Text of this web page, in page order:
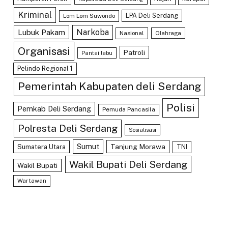
Kriminal Lom Lom Suwondo LPA Deli Serdang
Lubuk Pakam Narkoba Nasional Olahraga
Organisasi Pantai labu Patroli
Pelindo Regional 1
Pemerintah Kabupaten deli Serdang
Pemkab Deli Serdang Pemuda Pancasila Polisi
Polresta Deli Serdang Sosialisasi
Sumatera Utara Sumut Tanjung Morawa TNI
Wakil Bupati Wakil Bupati Deli Serdang
Wartawan